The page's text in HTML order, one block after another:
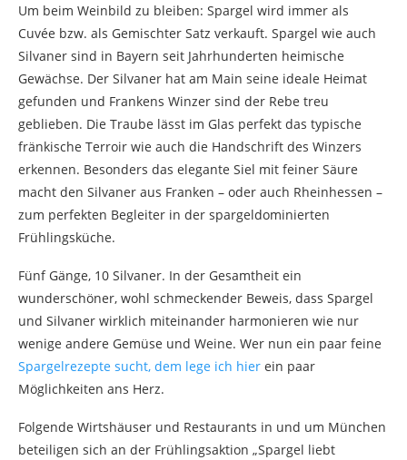
Um beim Weinbild zu bleiben: Spargel wird immer als
Cuvée bzw. als Gemischter Satz verkauft. Spargel wie auch
Silvaner sind in Bayern seit Jahrhunderten heimische
Gewächse. Der Silvaner hat am Main seine ideale Heimat
gefunden und Frankens Winzer sind der Rebe treu
geblieben. Die Traube lässt im Glas perfekt das typische
fränkische Terroir wie auch die Handschrift des Winzers
erkennen. Besonders das elegante Siel mit feiner Säure
macht den Silvaner aus Franken – oder auch Rheinhessen –
zum perfekten Begleiter in der spargeldominierten
Frühlingsküche.
Fünf Gänge, 10 Silvaner. In der Gesamtheit ein
wunderschöner, wohl schmeckender Beweis, dass Spargel
und Silvaner wirklich miteinander harmonieren wie nur
wenige andere Gemüse und Weine. Wer nun ein paar feine
Spargelrezepte sucht, dem lege ich hier ein paar
Möglichkeiten ans Herz.
Folgende Wirtshäuser und Restaurants in und um München
beteiligen sich an der Frühlingsaktion „Spargel liebt